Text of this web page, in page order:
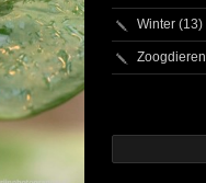
Winter (13)
Zoogdieren